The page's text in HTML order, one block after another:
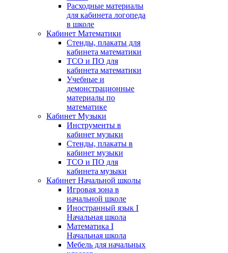
Расходные материалы
для кабинета логопеда
в школе
Кабинет Математики
Стенды, плакаты для
кабинета математики
ТСО и ПО для
кабинета математики
Учебные и
демонстрационные
материалы по
математике
Кабинет Музыки
Инструменты в
кабинет музыки
Стенды, плакаты в
кабинет музыки
ТСО и ПО для
кабинета музыки
Кабинет Начальной школы
Игровая зона в
начальной школе
Иностранный язык I
Начальная школа
Математика I
Начальная школа
Мебель для начальных